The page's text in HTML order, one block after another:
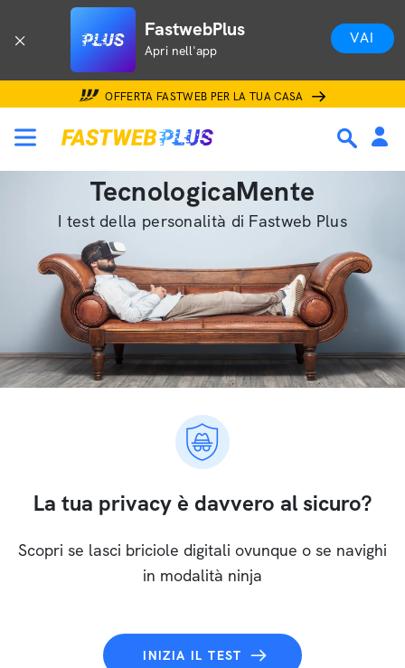
FastwebPlus
Apri nell'app
VAI
OFFERTA FASTWEB PER LA TUA CASA
TecnologicaMente
I test della personalità di Fastweb Plus
La tua privacy è davvero al sicuro?
Scopri se lasci briciole digitali ovunque o se navighi
in modalità ninja
INIZIA IL TEST